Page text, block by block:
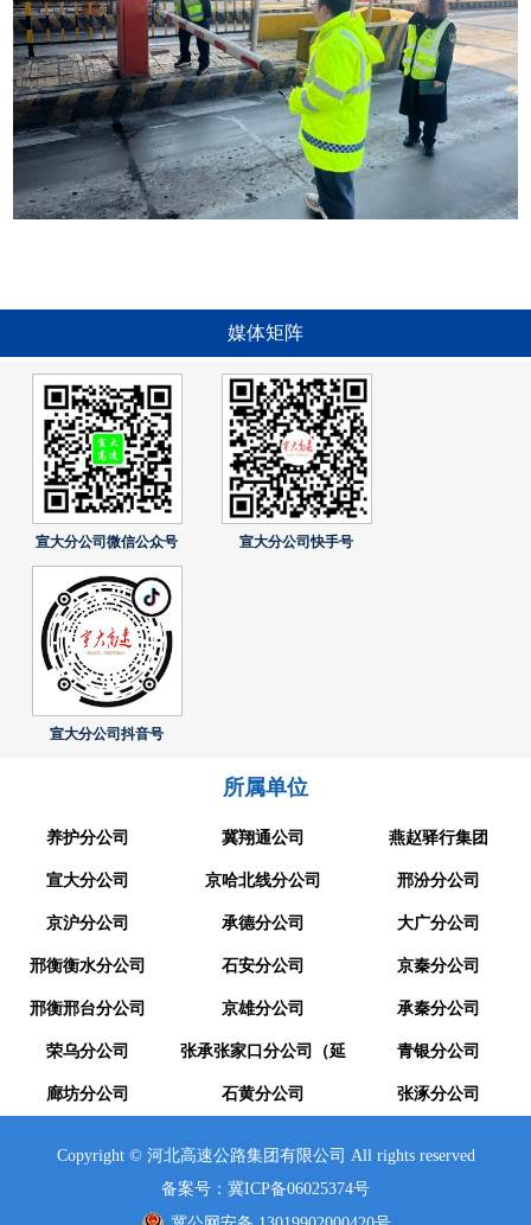
媒体矩阵
宣大分公司微信公众号 宣大分公司快手号
宣大分公司抖音号
所属单位
养护分公司 冀翔通公司 燕赵驿行集团
宣大分公司 京哈北线分公司 邢汾分公司
京沪分公司 承德分公司 大广分公司
邢衡衡水分公司 石安分公司 京秦分公司
邢衡邢台分公司 京雄分公司 承秦分公司
荣乌分公司 张承张家口分公司（延
崇分公司）
青银分公司
廊坊分公司 石黄分公司 张涿分公司
Copyright © 河北高速公路集团有限公司 All rights reserved
备案号：冀ICP备06025374号